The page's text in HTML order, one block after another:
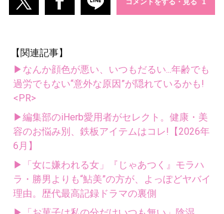
【関連記事】
▶なんか顔色が悪い、いつもだるい...年齢でも
過労でもない“意外な原因”が隠れているかも!
<PR>
▶編集部のiHerb愛用者がセレクト。健康・美
容のお悩み別、鉄板アイテムはコレ!【2026年
6月】
▶「女に嫌われる女」『じゃあつく』モラハ
ラ・勝男よりも“鮎美”の方が、よっぽどヤバイ
理由。歴代最高記録ドラマの裏側